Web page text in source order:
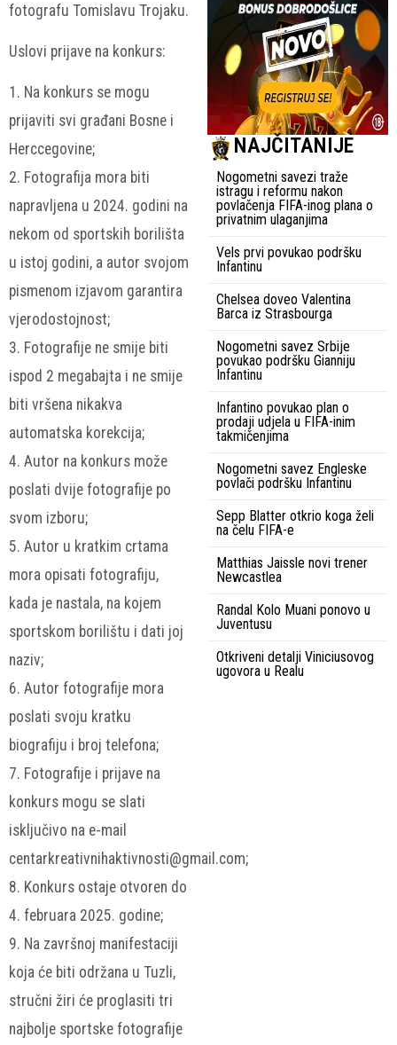
fotografu Tomislavu Trojaku.
Uslovi prijave na konkurs:
1. Na konkurs se mogu
prijaviti svi građani Bosne i
Herccegovine;
2. Fotografija mora biti
napravljena u 2024. godini na
nekom od sportskih borilišta
u istoj godini, a autor svojom
pismenom izjavom garantira
vjerodostojnost;
3. Fotografije ne smije biti
ispod 2 megabajta i ne smije
biti vršena nikakva
automatska korekcija;
4. Autor na konkurs može
poslati dvije fotografije po
svom izboru;
5. Autor u kratkim crtama
mora opisati fotografiju,
kada je nastala, na kojem
sportskom borilištu i dati joj
naziv;
6. Autor fotografije mora
poslati svoju kratku
biografiju i broj telefona;
7. Fotografije i prijave na
konkurs mogu se slati
isključivo na e-mail
centarkreativnihaktivnosti@gmail.com;
8. Konkurs ostaje otvoren do
4. februara 2025. godine;
9. Na završnoj manifestaciji
koja će biti održana u Tuzli,
stručni žiri će proglasiti tri
najbolje sportske fotografije
NAJČITANIJE
Nogometni savezi traže
istragu i reformu nakon
povlačenja FIFA-inog plana o
privatnim ulaganjima
Vels prvi povukao podršku
Infantinu
Chelsea doveo Valentina
Barca iz Strasbourga
Nogometni savez Srbije
povukao podršku Gianniju
Infantinu
Infantino povukao plan o
prodaji udjela u FIFA-inim
takmičenjima
Nogometni savez Engleske
povlači podršku Infantinu
Sepp Blatter otkrio koga želi
na čelu FIFA-e
Matthias Jaissle novi trener
Newcastlea
Randal Kolo Muani ponovo u
Juventusu
Otkriveni detalji Viniciusovog
ugovora u Realu